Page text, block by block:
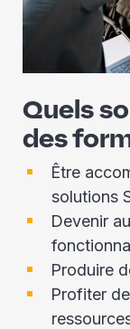
Quels
des
Être
solutions
Devenir
Produire
Profiter